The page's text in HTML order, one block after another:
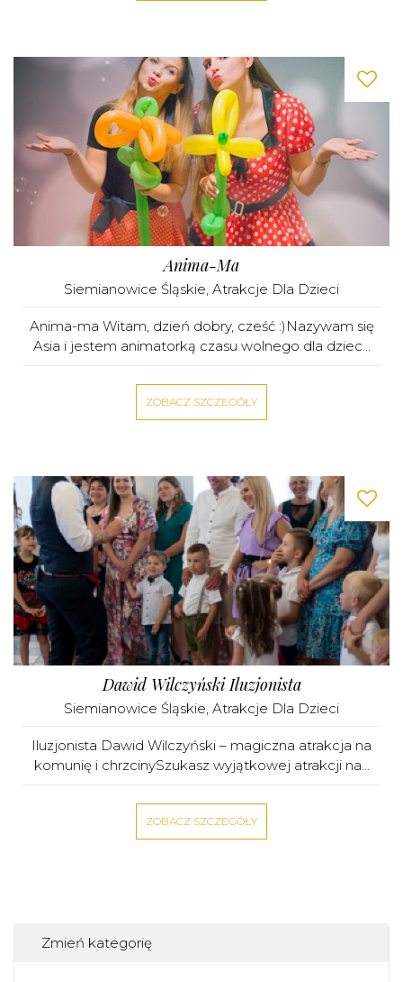
Anima-Ma
Siemianowice Śląskie, Atrakcje Dla Dzieci
Anima-ma Witam, dzień dobry, cześć :)Nazywam się
Asia i jestem animatorką czasu wolnego dla dziec...
ZOBACZ SZCZEGÓŁY
Dawid Wilczyński Iluzjonista
Siemianowice Śląskie, Atrakcje Dla Dzieci
Iluzjonista Dawid Wilczyński – magiczna atrakcja na
komunię i chrzcinySzukasz wyjątkowej atrakcji na...
ZOBACZ SZCZEGÓŁY
Zmień kategorię